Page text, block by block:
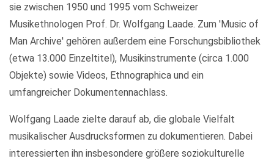
sie zwischen 1950 und 1995 vom Schweizer
Musikethnologen Prof. Dr. Wolfgang Laade. Zum 'Music of
Man Archive' gehören außerdem eine Forschungsbibliothek
(etwa 13.000 Einzeltitel), Musikinstrumente (circa 1.000
Objekte) sowie Videos, Ethnographica und ein
umfangreicher Dokumentennachlass.
Wolfgang Laade zielte darauf ab, die globale Vielfalt
musikalischer Ausdrucksformen zu dokumentieren. Dabei
interessierten ihn insbesondere größere soziokulturelle